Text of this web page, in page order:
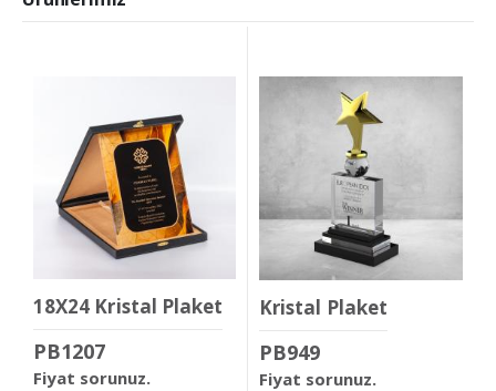
18X24 Kristal Plaket
PB1207
Fiyat sorunuz.
Kristal Plaket
PB949
Fiyat sorunuz.